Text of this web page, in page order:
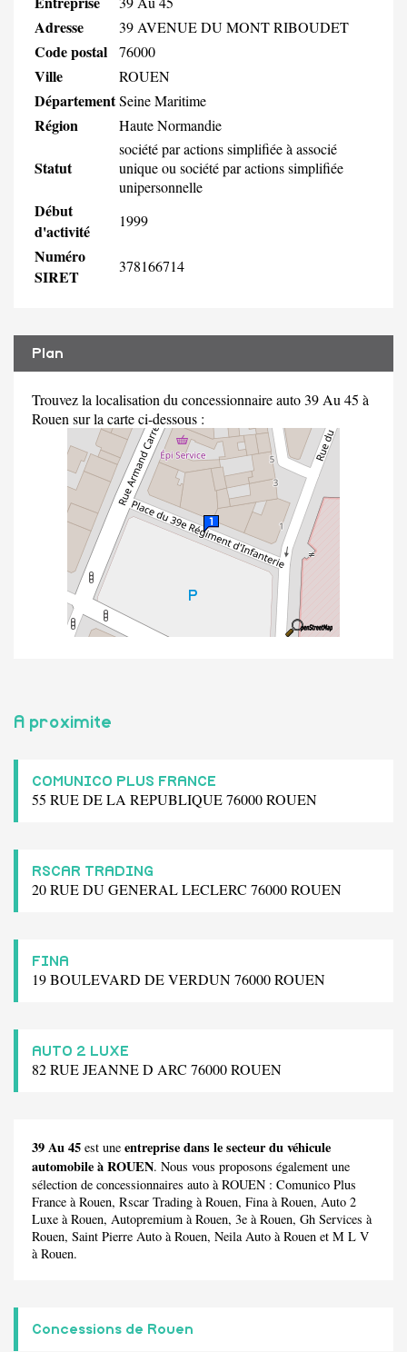
Adresse 39 AVENUE DU MONT RIBOUDET
Code postal 76000
Ville ROUEN
DépartementSeine Maritime
Région Haute Normandie
Statut
société par actions simplifiée à associé
unique ou société par actions simplifiée
unipersonnelle
Début
d'activité
1999
Numéro
SIRET
378166714
Plan
Trouvez la localisation du concessionnaire auto 39 Au 45 à
Rouen sur la carte ci-dessous :
A proximite
COMUNICO PLUS FRANCE
55 RUE DE LA REPUBLIQUE 76000 ROUEN
RSCAR TRADING
20 RUE DU GENERAL LECLERC 76000 ROUEN
FINA
19 BOULEVARD DE VERDUN 76000 ROUEN
AUTO 2 LUXE
82 RUE JEANNE D ARC 76000 ROUEN
39 Au 45 est une entreprise dans le secteur du véhicule
automobile à ROUEN. Nous vous proposons également une
sélection de concessionnaires auto à ROUEN : Comunico Plus
France à Rouen, Rscar Trading à Rouen, Finaà Rouen, Auto 2
Luxe à Rouen, Autopremium à Rouen, 3e à Rouen, Gh Services à
Rouen, Saint Pierre Auto à Rouen, Neila Auto à Rouen et M L V
à Rouen.
Concessions de Rouen